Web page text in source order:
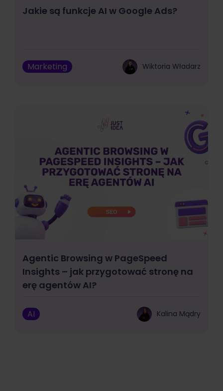
Jakie są funkcje AI w Google Ads?
Marketing Wiktoria Władarz
Agentic Browsing w PageSpeed
Insights – jak przygotować stronę na
erę agentów AI?
AI Kalina Mądry